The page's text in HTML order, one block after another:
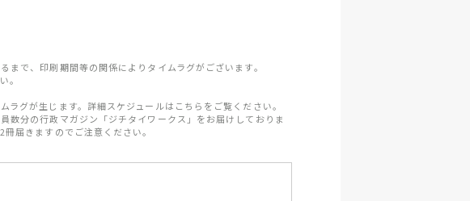
まで、印刷期間等の関係によりタイムラグがございます。
。
グが生じます。詳細スケジュールはこちらをご覧ください。
数分の行政マガジン「ジチタイワークス」をお届けしておりま
届きますのでご注意ください。